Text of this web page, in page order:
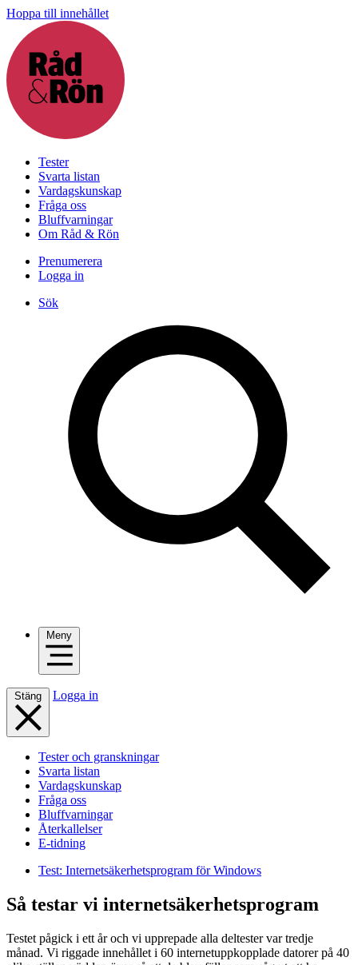
Hoppa till innehållet
Tester
Svarta listan
Vardagskunskap
Fråga oss
Bluffvarningar
Om Råd & Rön
Prenumerera
Logga in
Sök
Meny
Stäng Logga in
Tester och granskningar
Svarta listan
Vardagskunskap
Fråga oss
Bluffvarningar
Återkallelser
E-tidning
Test: Internetsäkerhetsprogram för Windows
Så testar vi internetsäkerhetsprogram
Testet pågick i ett år och vi upprepade alla deltester var tredje
månad. Vi riggade innehållet i 60 internet­uppkopplade datorer på 40